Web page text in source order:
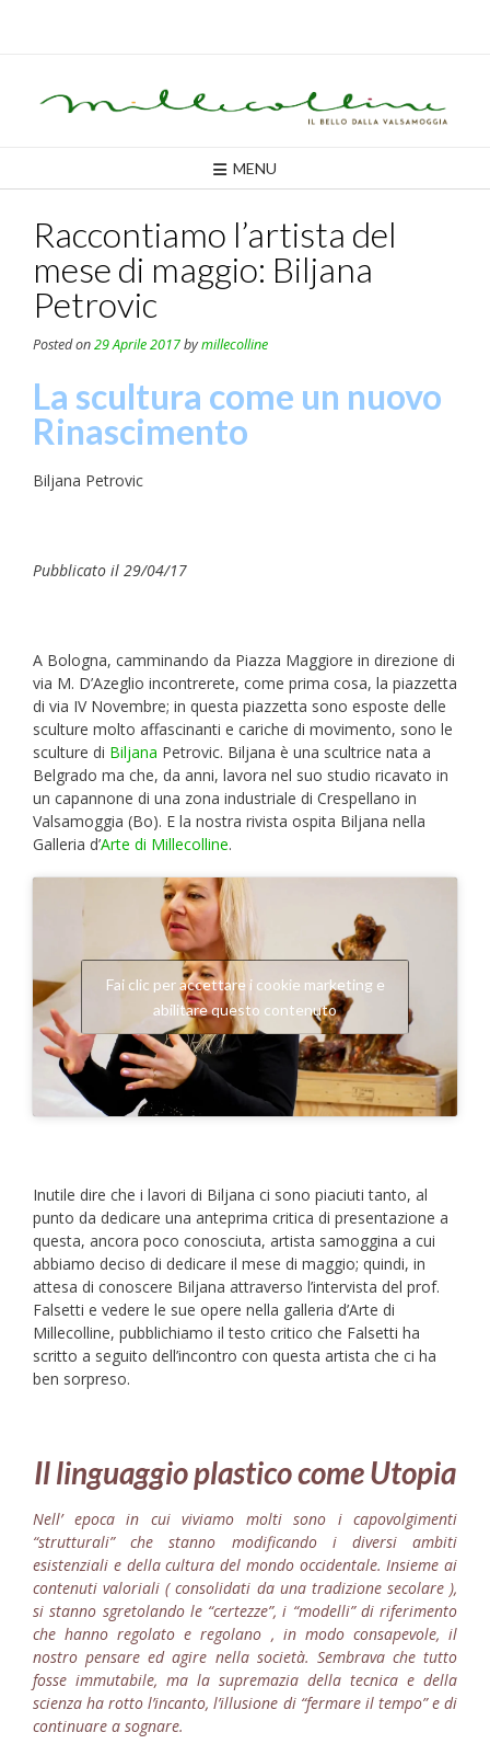
MENU
Raccontiamo l’artista del
mese di maggio: Biljana
Petrovic
Posted on29 Aprile 2017bymillecolline
La scultura come un nuovo
Rinascimento
Biljana Petrovic
Pubblicato il 29/04/17
A Bologna, camminando da Piazza Maggiore in direzione di
via M. D’Azeglio incontrerete, come prima cosa, la piazzetta
di via IV Novembre; in questa piazzetta sono esposte delle
sculture molto affascinanti e cariche di movimento, sono le
sculture di Biljana Petrovic. Biljana è una scultrice nata a
Belgrado ma che, da anni, lavora nel suo studio ricavato in
un capannone di una zona industriale di Crespellano in
Valsamoggia (Bo). E la nostra rivista ospita Biljana nella
Galleria d’Arte di Millecolline.
Fai clic per accettare i cookie marketing e
abilitare questo contenuto
Inutile dire che i lavori di Biljana ci sono piaciuti tanto, al
punto da dedicare una anteprima critica di presentazione a
questa, ancora poco conosciuta, artista samoggina a cui
abbiamo deciso di dedicare il mese di maggio; quindi, in
attesa di conoscere Biljana attraverso l’intervista del prof.
Falsetti e vedere le sue opere nella galleria d’Arte di
Millecolline, pubblichiamo il testo critico che Falsetti ha
scritto a seguito dell’incontro con questa artista che ci ha
ben sorpreso.
Il linguaggio plastico come Utopia
Nell’ epoca in cui viviamo molti sono i capovolgimenti
“strutturali” che stanno modificando i diversi ambiti
esistenziali e della cultura del mondo occidentale. Insieme ai
contenuti valoriali( consolidati da una tradizione secolare ),
si stanno sgretolando le “certezze”, i “modelli” di riferimento
che hanno regolato e regolano , in modo consapevole, il
nostro pensare ed agire nella società. Sembrava che tutto
fosse immutabile, ma la supremazia della tecnica e della
scienza ha rotto l’incanto, l’illusione di “fermare il tempo” e di
continuare a sognare.